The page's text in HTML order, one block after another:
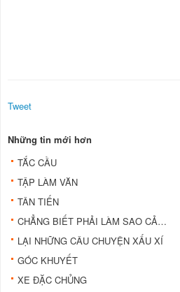
Tweet
Những tin mới hơn
TẮC CẦU
TẬP LÀM VĂN
TÂN TIẾN
CHẲNG BIẾT PHẢI LÀM SAO CẢ…
LẠI NHỮNG CÂU CHUYỆN XẤU XÍ
GÓC KHUYẾT
XE ÐẶC CHỦNG